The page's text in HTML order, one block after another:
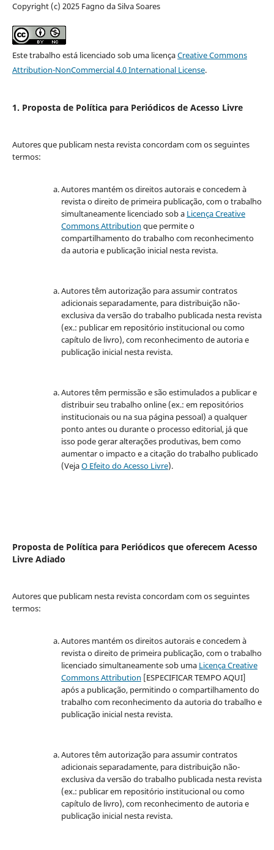
Copyright (c) 2025 Fagno da Silva Soares
Este trabalho está licenciado sob uma licençaCreative Commons
Attribution-NonCommercial 4.0 International License.
1. Proposta de Política para Periódicos de Acesso Livre
Autores que publicam nesta revista concordam com os seguintes
termos:
Autores mantém os direitos autorais e concedem à
revista o direito de primeira publicação, com o trabalho
simultaneamente licenciado sob a Licença Creative
Commons Attribution que permite o
compartilhamento do trabalho com reconhecimento
da autoria e publicação inicial nesta revista.
Autores têm autorização para assumir contratos
adicionais separadamente, para distribuição não-
exclusiva da versão do trabalho publicada nesta revista
(ex.: publicar em repositório institucional ou como
capítulo de livro), com reconhecimento de autoria e
publicação inicial nesta revista.
Autores têm permissão e são estimulados a publicar e
distribuir seu trabalho online (ex.: em repositórios
institucionais ou na sua página pessoal) a qualquer
ponto antes ou durante o processo editorial, já que
isso pode gerar alterações produtivas, bem como
aumentar o impacto e a citação do trabalho publicado
(VejaO Efeito do Acesso Livre).
Proposta de Política para Periódicos que oferecem Acesso
Livre Adiado
Autores que publicam nesta revista concordam com os seguintes
termos:
Autores mantém os direitos autorais e concedem à
revista o direito de primeira publicação, com o trabalho
licenciado simultaneamente sob uma Licença Creative
Commons Attribution [ESPECIFICAR TEMPO AQUI]
após a publicação, permitindo o compartilhamento do
trabalho com reconhecimento da autoria do trabalho e
publicação inicial nesta revista.
Autores têm autorização para assumir contratos
adicionais separadamente, para distribuição não-
exclusiva da versão do trabalho publicada nesta revista
(ex.: publicar em repositório institucional ou como
capítulo de livro), com reconhecimento de autoria e
publicação inicial nesta revista.